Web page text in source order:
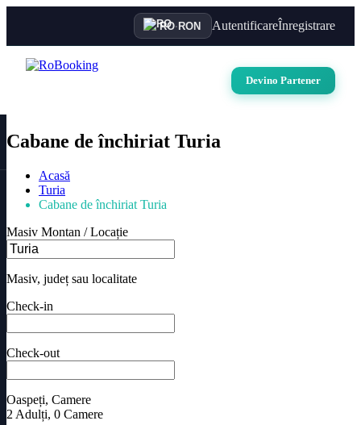
RO·RON AutentificareÎnregistrare
Devino Partener
Cabane de închiriat Turia
Acasă
Turia
Cabane de închiriat Turia
Masiv Montan / Locație
Masiv, județ sau localitate
Check-in
Check-out
Oaspeți, Camere
2 Adulți, 0 Camere